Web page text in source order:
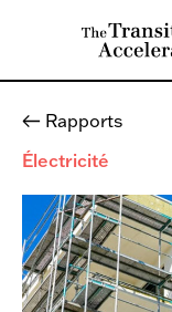
Rapports
Électricité